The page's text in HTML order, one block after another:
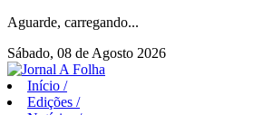
Aguarde, carregando...
Sábado, 08 de Agosto 2026
Início /
Edições /